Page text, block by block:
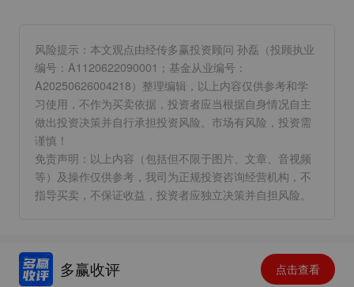
风险提示：本文观点由经传多赢投资顾问 孙磊（投顾执业
编号：A1120622090001；基金从业编号：
A20250626004218）整理编辑，以上内容仅供参考和学
习使用，不作为买卖依据，投资者应当根据自身情况自主
做出投资决策并自行承担投资风险。市场有风险，投资需
谨慎！
免责声明：以上内容（包括但不限于图片、文章、音视频
等）及操作仅供参考，我司为正规投资咨询经营机构，不
指导买卖，不保证收益，投资者应独立决策并自担风险。
多赢收评 点击查看